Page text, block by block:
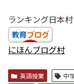
ランキング日本
にほんブログ村
英語授業 中